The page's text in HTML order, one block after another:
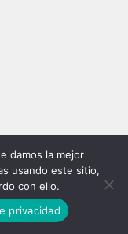
damos la mejor
usando este sitio,
con ello.
privacidad